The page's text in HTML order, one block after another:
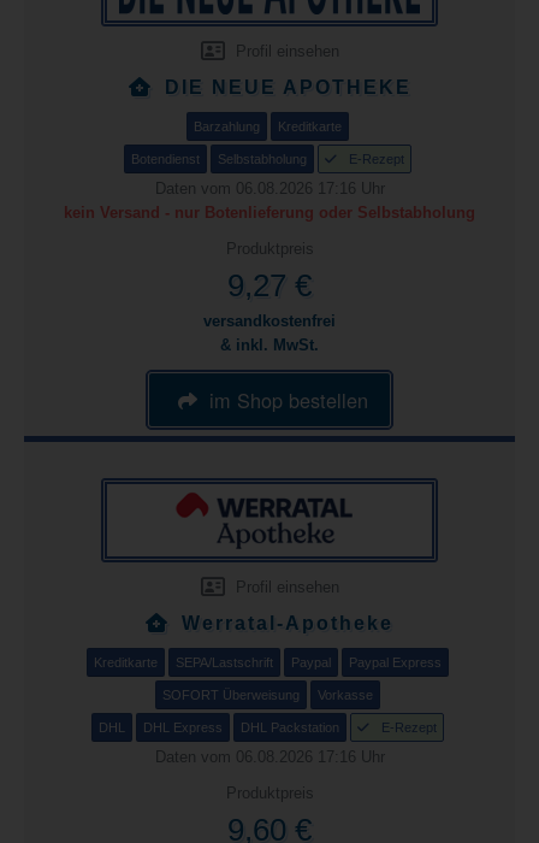
Profil einsehen
DIE NEUE APOTHEKE
Barzahlung Kreditkarte
Botendienst Selbstabholung E-Rezept
Daten vom 06.08.2026 17:16 Uhr
kein Versand - nur Botenlieferung oder Selbstabholung
Produktpreis
9,27 €
versandkostenfrei
& inkl. MwSt.
im Shop bestellen
Profil einsehen
Werratal-Apotheke
Kreditkarte SEPA/Lastschrift Paypal Paypal Express
SOFORT Überweisung Vorkasse
DHL DHL Express DHL Packstation E-Rezept
Daten vom 06.08.2026 17:16 Uhr
Produktpreis
9,60 €